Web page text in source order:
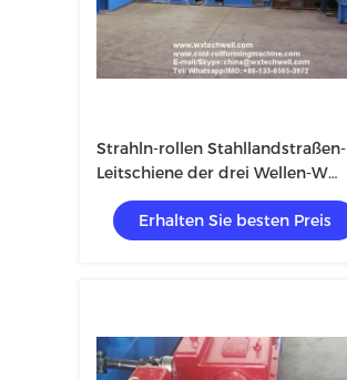
Strahln-rollen Stahllandstraßen-
Leitschiene der drei Wellen-W
ehemaliges
Erhalten Sie besten Preis